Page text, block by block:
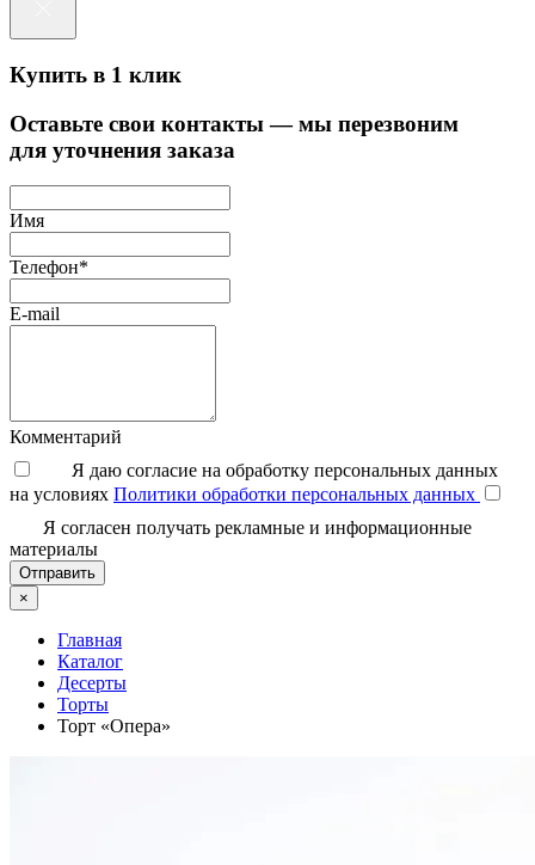
Купить в 1 клик
Оставьте свои контакты — мы перезвоним
для уточнения заказа
Имя
Телефон*
E-mail
Комментарий
Я даю согласие на обработку персональных данных
на условиях Политики обработки персональных данных
Я согласен получать рекламные и информационные
материалы
Отправить
×
Главная
Каталог
Десерты
Торты
Торт «Опера»